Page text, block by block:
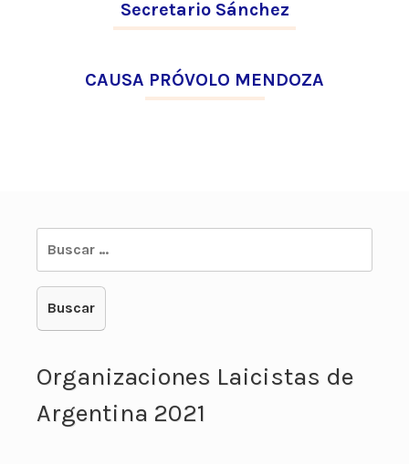
Secretario Sánchez
CAUSA PRÓVOLO MENDOZA
Buscar:
Organizaciones Laicistas de
Argentina 2021